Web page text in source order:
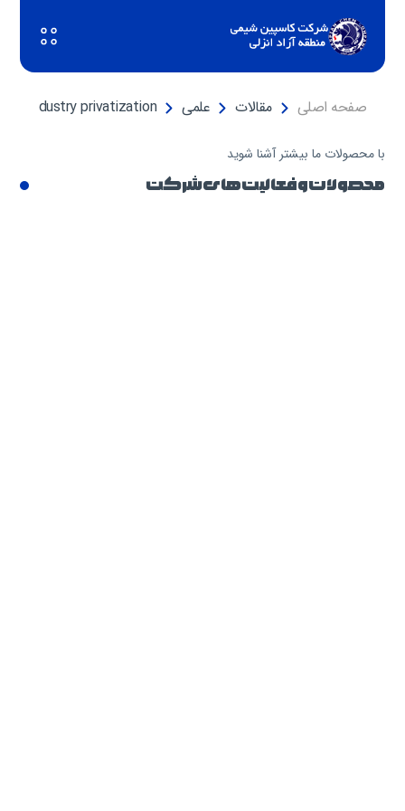
صفحه اصلی مقالات علمی oil industry privatization
با محصولات ما بیشتر آشنا شوید
محصولات و فعالیت های شرکت